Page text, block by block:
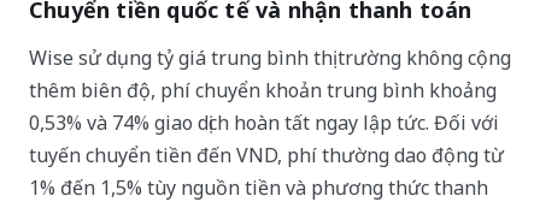
Chuyển tiền quốc tế và nhận thanh toán
Wise sử dụng tỷ giá trung bình thị trường không cộng
thêm biên độ, phí chuyển khoản trung bình khoảng
0,53% và 74% giao dịch hoàn tất ngay lập tức. Đối với
tuyến chuyển tiền đến VND, phí thường dao động từ
1% đến 1,5% tùy nguồn tiền và phương thức thanh